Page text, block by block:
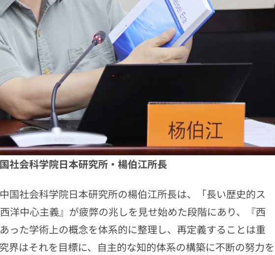
社会科学院日本研究所・楊伯江所長
国社会科学院日本研究所の楊伯江所長は、「長い歴史的ス
洋中心主義』が疲弊の兆しを見せ始めた段階にあり、『西
った学術上の概念を体系的に整理し、再定義することは重
界はそれを目標に、自主的な知的体系の構築に不断の努力を